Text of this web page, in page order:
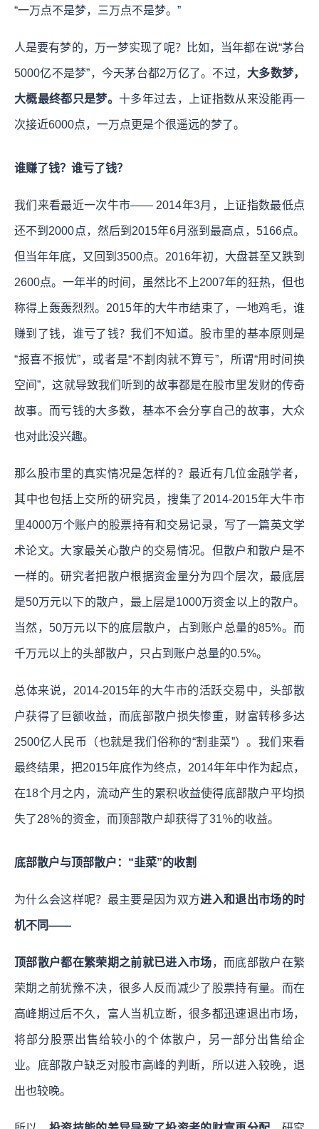
“一万点不是梦，三万点不是梦。”
人是要有梦的，万一梦实现了呢？比如，当年都在说“茅台
5000亿不是梦”，今天茅台都2万亿了。不过， 大多数梦，
大概最终都只是梦。 十多年过去，上证指数从来没能再一
次接近6000点，一万点更是个很遥远的梦了。
谁赚了钱？谁亏了钱？
我们来看最近一次牛市—— 2014年3月，上证指数最低点
还不到2000点，然后到2015年6月涨到最高点，5166点。
但当年年底，又回到3500点。2016年初，大盘甚至又跌到
2600点。一年半的时间，虽然比不上2007年的狂热，但也
称得上轰轰烈烈。2015年的大牛市结束了，一地鸡毛，谁
赚到了钱，谁亏了钱？我们不知道。股市里的基本原则是
“报喜不报忧”，或者是“不割肉就不算亏”，所谓“用时间换
空间”，这就导致我们听到的故事都是在股市里发财的传奇
故事。而亏钱的大多数，基本不会分享自己的故事，大众
也对此没兴趣。
那么股市里的真实情况是怎样的？最近有几位金融学者，
其中也包括上交所的研究员，搜集了2014-2015年大牛市
里4000万个账户的股票持有和交易记录，写了一篇英文学
术论文。大家最关心散户的交易情况。但散户和散户是不
一样的。研究者把散户根据资金量分为四个层次，最底层
是50万元以下的散户，最上层是1000万资金以上的散户。
当然，50万元以下的底层散户，占到账户总量的85%。而
千万元以上的头部散户，只占到账户总量的0.5%。
总体来说，2014-2015年的大牛市的活跃交易中，头部散
户获得了巨额收益，而底部散户损失惨重，财富转移多达
2500亿人民币（也就是我们俗称的“割韭菜”）。我们来看
最终结果，把2015年底作为终点，2014年年中作为起点，
在18个月之内，流动产生的累积收益使得底部散户平均损
失了28％的资金，而顶部散户却获得了31％的收益。
底部散户与顶部散户：“韭菜”的收割
为什么会这样呢？最主要是因为双方进入和退出市场的时
机不同——
顶部散户都在繁荣期之前就已进入市场，而底部散户在繁
荣期之前犹豫不决，很多人反而减少了股票持有量。而在
高峰期过后不久，富人当机立断，很多都迅速退出市场，
将部分股票出售给较小的个体散户，另一部分出售给企
业。底部散户缺乏对股市高峰的判断，所以进入较晚，退
出也较晚。